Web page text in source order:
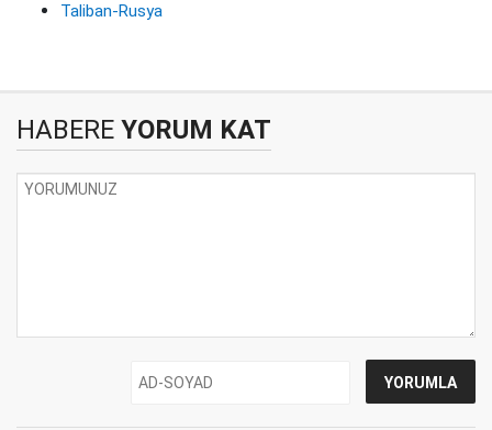
Taliban-Rusya
HABERE YORUM KAT